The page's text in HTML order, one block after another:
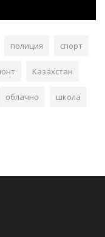
полиция спорт
Казахстан
облачно школа